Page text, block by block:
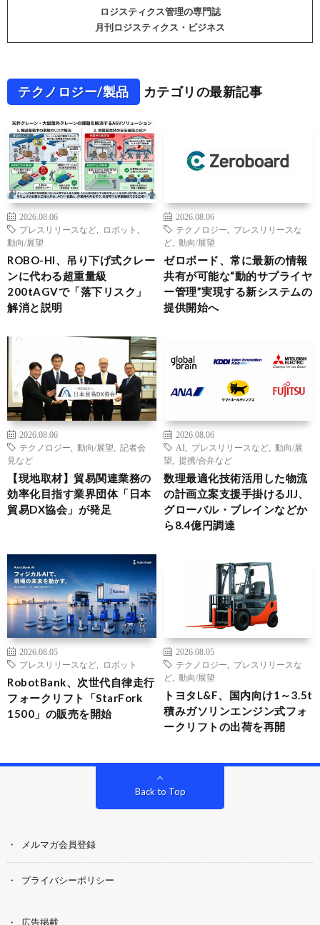
ロジスティクス管理の専門誌
月刊ロジスティクス・ビジネス
テクノロジー/製品 カテゴリの最新記事
2026.08.06
プレスリリースなど
ロボット
動向/展望
ROBO-HI、吊り下げ式クレー
ンに代わる超重量級
200tAGVで「落下リスク」
解消と説明
2026.08.06
テクノロジー
プレスリリースな
ど
動向/展望
ゼロボード、常に最新の情報
共有が可能な“動的サプライヤ
ー管理”実現する新システムの
提供開始へ
2026.08.06
テクノロジー
動向/展望
記者会
見など
【現地取材】貿易関連業務の
効率化目指す業界団体「日本
貿易DX協会」が発足
2026.08.06
AI
プレスリリースなど
動向/展
望
提携/合弁など
数理最適化技術活用した物流
の計画立案支援手掛けるJIJ、
グローバル・ブレインなどか
ら8.4億円調達
2026.08.05
プレスリリースなど
ロボット
RobotBank、次世代自律走行
フォークリフト「StarFork
1500」の販売を開始
2026.08.05
テクノロジー
プレスリリースな
ど
動向/展望
トヨタL&F、国内向け1～3.5t
積みガソリンエンジン式フォ
ークリフトの出荷を再開
Back to Top
メルマガ会員登録
プライバシーポリシー
広告掲載